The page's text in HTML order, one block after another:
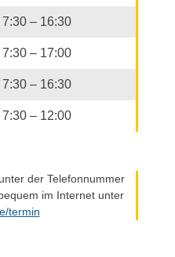
7:30 – 16:30
7:30 – 17:00
7:30 – 16:30
7:30 – 12:00
der Telefonnummer
im Internet unter
termin